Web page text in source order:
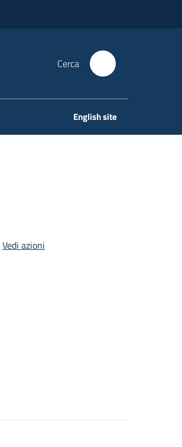
Cerca
English site
Vedi azioni